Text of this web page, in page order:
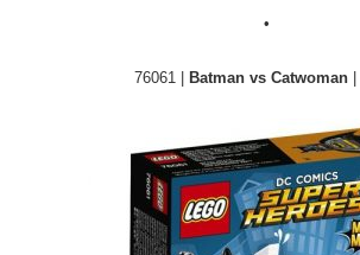
•
76061 | Batman vs Catwoman